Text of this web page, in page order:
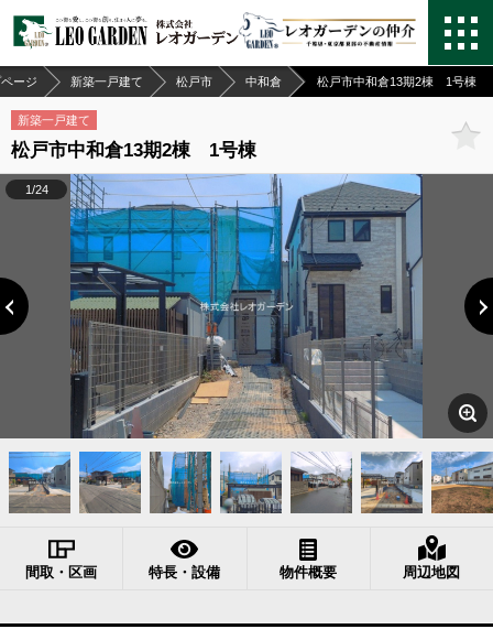
ージ 新築一戸建て 松戸市 中和倉 松戸市中和倉13期2棟 1号棟
新築一戸建て
松戸市中和倉13期2棟 1号棟
1/24
間取・区画 特長・設備 物件概要 周辺地図